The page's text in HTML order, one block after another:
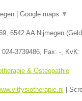
| Google maps ▼
, 6542 AA Nijmegen(
3739486, Fax: -, KvK:
& Osteopathie